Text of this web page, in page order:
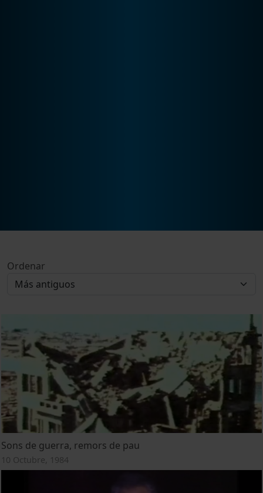
Ordenar
Sons de guerra, remors de pau
10 Octubre, 1984